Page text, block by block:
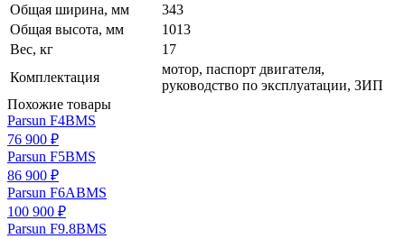
Общая ширина, мм
343
Общая высота, мм
1013
Вес, кг
17
Комплектация
мотор, паспорт двигателя,
руководство по эксплуатации, ЗИП
Похожие товары
Parsun F4BMS
76 900 ₽
Parsun F5BMS
86 900 ₽
Parsun F6ABMS
100 900 ₽
Parsun F9.8BMS